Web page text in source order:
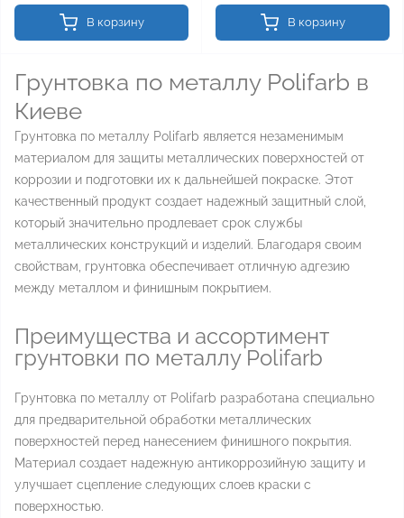
В корзину В корзину
Грунтовка по металлу Polifarb в
Киеве
Грунтовка по металлу Polifarb является незаменимым
материалом для защиты металлических поверхностей от
коррозии и подготовки их к дальнейшей покраске. Этот
качественный продукт создает надежный защитный слой,
который значительно продлевает срок службы
металлических конструкций и изделий. Благодаря своим
свойствам, грунтовка обеспечивает отличную адгезию
между металлом и финишным покрытием.
Преимущества и ассортимент
грунтовки по металлу Polifarb
Грунтовка по металлу от Polifarb разработана специально
для предварительной обработки металлических
поверхностей перед нанесением финишного покрытия.
Материал создает надежную антикоррозийную защиту и
улучшает сцепление следующих слоев краски с
поверхностью.